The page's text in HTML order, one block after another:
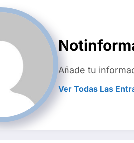
Añade tu
Ver Todas Las